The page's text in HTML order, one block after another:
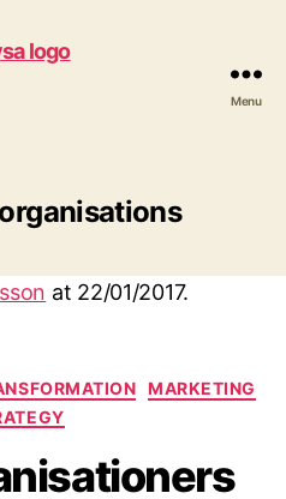
ask
Menu
at 22/01/2017.
Categories
MARKETING